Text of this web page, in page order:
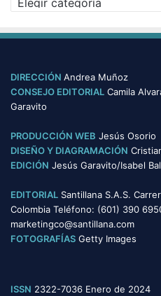
a
e
o
r
í
s
DIRECCIÓN Andrea Muñoz
CONSEJO EDITORIAL Camila
Garavito
PRODUCCIÓN WEB Jesús Osorio
DISEÑO Y DIAGRAMACIÓN
EDICIÓN Jesús Garavito/Isabel
EDITORIAL Santillana S.A.S.
Colombia Teléfono: (601) 390
marketingco@santillana.com
FOTOGRAFÍAS Getty Images
ISSN 2322-7036 Enero de 2024